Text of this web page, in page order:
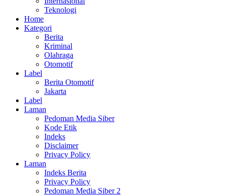
Teknologi
Home
Kategori
Berita
Kriminal
Olahraga
Otomotif
Label
Berita Otomotif
Jakarta
Label
Laman
Pedoman Media Siber
Kode Etik
Indeks
Disclaimer
Privacy Policy
Laman
Indeks Berita
Privacy Policy
Pedoman Media Siber 2